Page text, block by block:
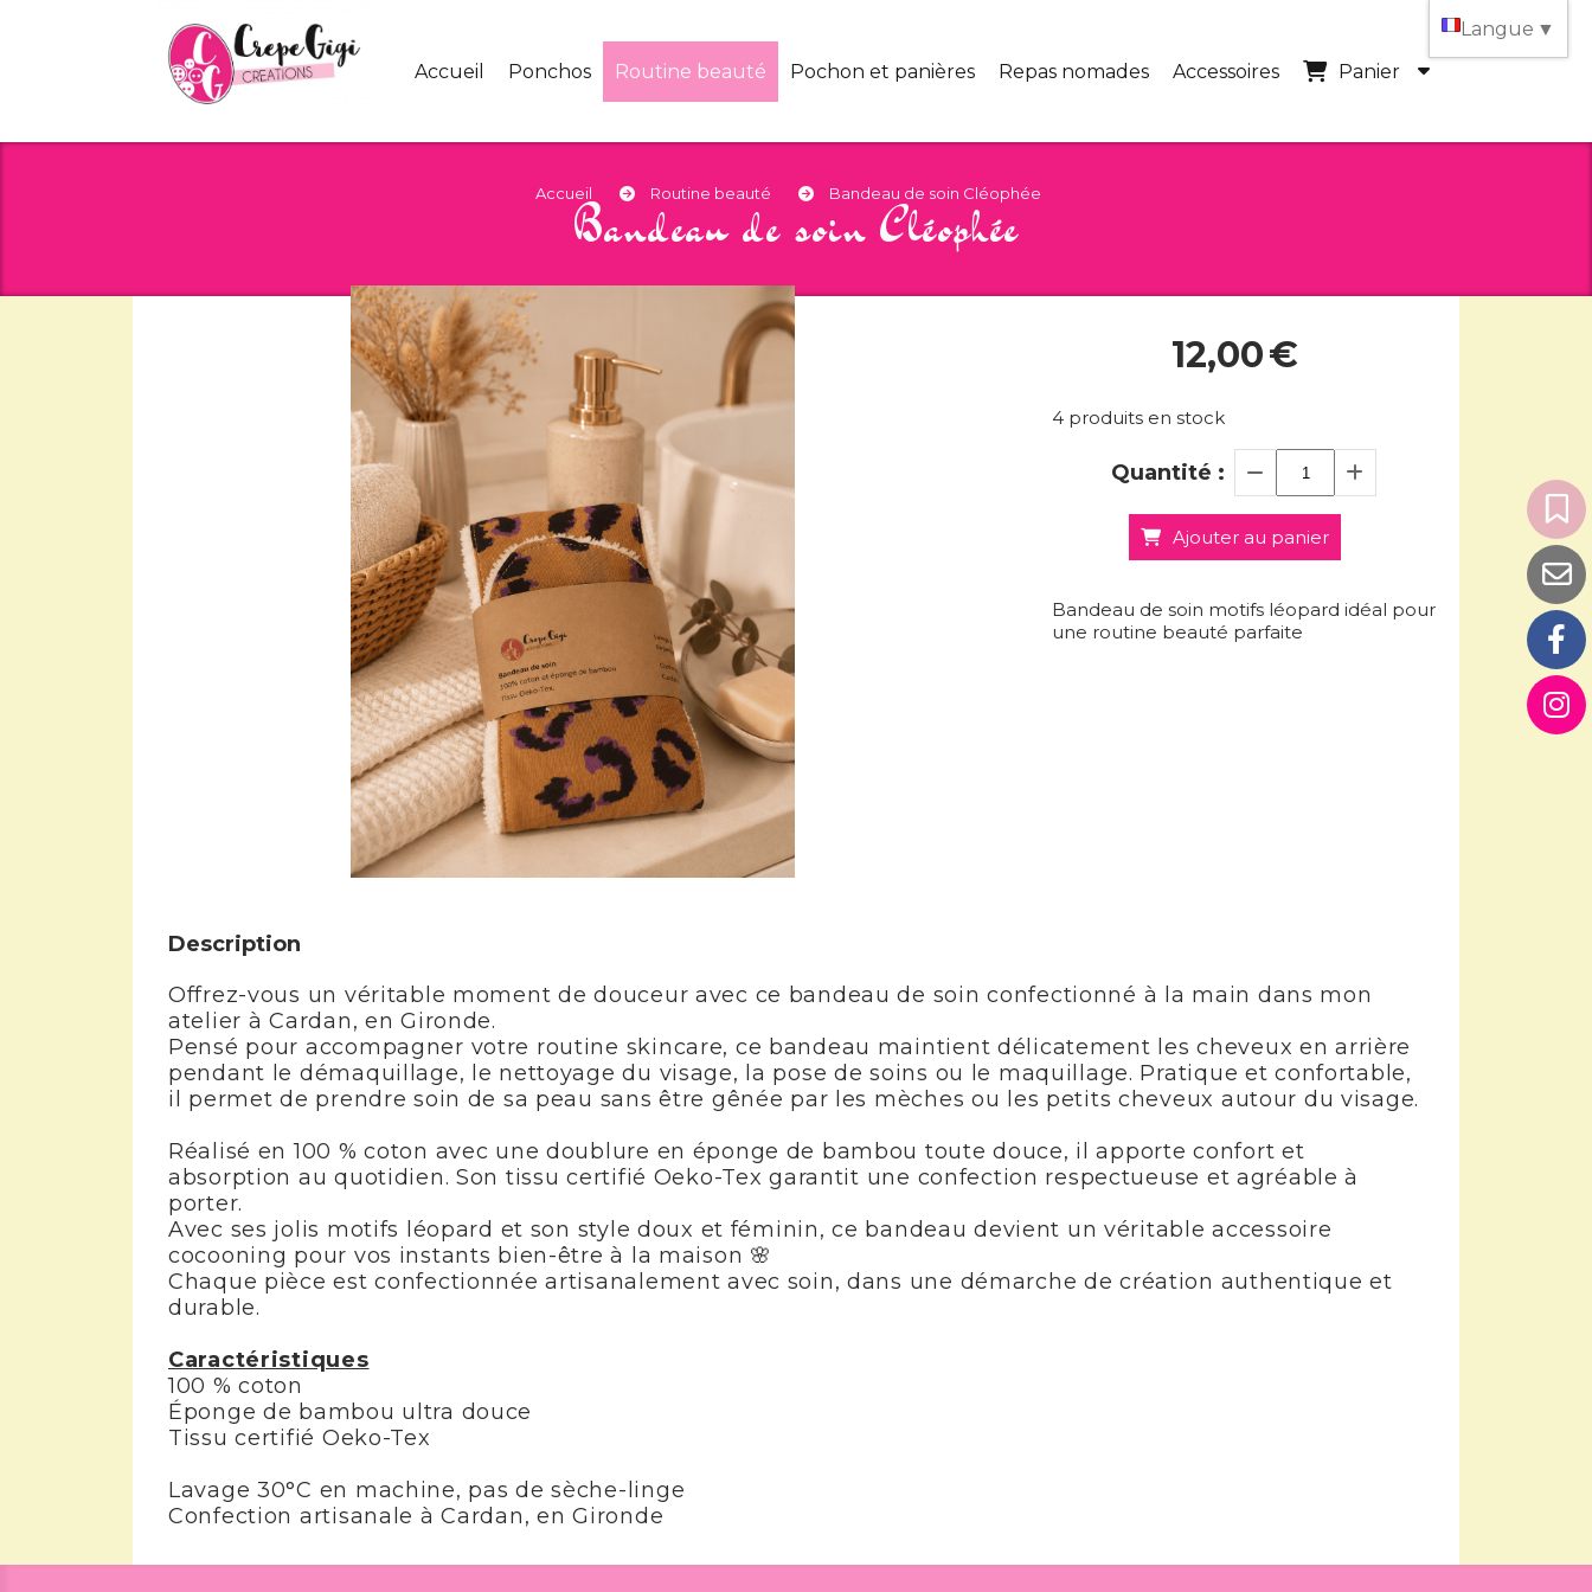
Accueil Ponchos Routine beauté Pochon et panières Repas nomades Accessoires Panier
Accueil Routine beauté Bandeau de soin Cléophée
Bandeau de soin Cléophée
12,00€
4 produits en stock
Quantité :
Ajouter au panier
Bandeau de soin motifs léopard idéal pour
une routine beauté parfaite
Description
Offrez-vous un véritable moment de douceur avec ce bandeau de soin confectionné à la main dans mon
atelier à Cardan, en Gironde.
Pensé pour accompagner votre routine skincare, ce bandeau maintient délicatement les cheveux en arrière
pendant le démaquillage, le nettoyage du visage, la pose de soins ou le maquillage. Pratique et confortable,
il permet de prendre soin de sa peau sans être gênée par les mèches ou les petits cheveux autour du visage.
Réalisé en 100 % coton avec une doublure en éponge de bambou toute douce, il apporte confort et
absorption au quotidien. Son tissu certifié Oeko-Tex garantit une confection respectueuse et agréable à
porter.
Avec ses jolis motifs léopard et son style doux et féminin, ce bandeau devient un véritable accessoire
cocooning pour vos instants bien-être à la maison 🌸
Chaque pièce est confectionnée artisanalement avec soin, dans une démarche de création authentique et
durable.
Caractéristiques
100 % coton
Éponge de bambou ultra douce
Tissu certifié Oeko-Tex
Lavage 30°C en machine, pas de sèche-linge
Confection artisanale à Cardan, en Gironde
Langue ▼